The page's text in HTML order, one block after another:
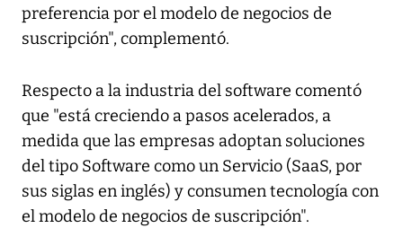
preferencia por el modelo de negocios de
suscripción", complementó.
Respecto a la industria del software comentó
que "está creciendo a pasos acelerados, a
medida que las empresas adoptan soluciones
del tipo Software como un Servicio (SaaS, por
sus siglas en inglés) y consumen tecnología con
el modelo de negocios de suscripción".